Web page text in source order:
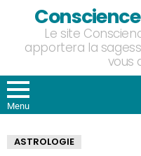
Le site
apportera la
vous
Menu
ASTROLOGIE